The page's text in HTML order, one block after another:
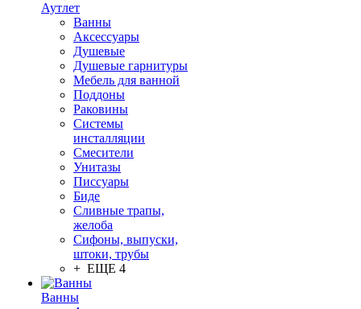
Аутлет
Ванны
Аксессуары
Душевые
Душевые гарнитуры
Мебель для ванной
Поддоны
Раковины
Системы
инсталляции
Смесители
Унитазы
Писсуары
Биде
Сливные трапы,
желоба
Сифоны, выпуски,
штоки, трубы
+ ЕЩЕ 4
Ванны